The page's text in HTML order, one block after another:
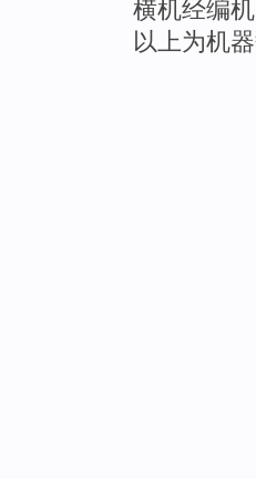
横机经编机
以上为机